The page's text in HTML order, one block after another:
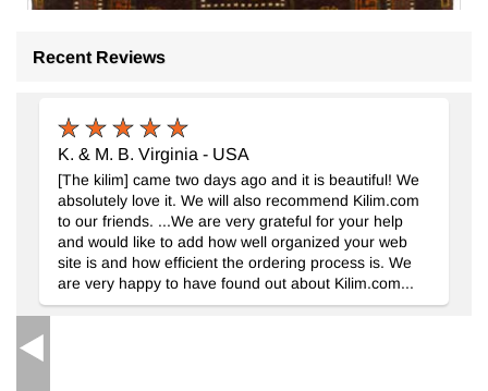
Recent Reviews
K. & M. B. Virginia - USA
[The kilim] came two days ago and it is beautiful! We
absolutely love it. We will also recommend Kilim.com
to our friends. ...We are very grateful for your help
and would like to add how well organized your web
site is and how efficient the ordering process is. We
are very happy to have found out about Kilim.com...